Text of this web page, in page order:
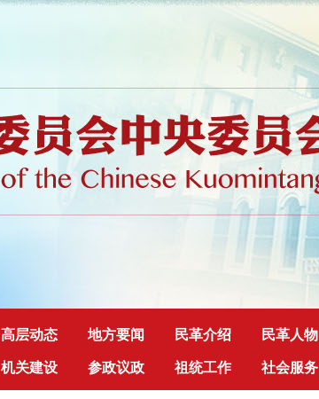
高层动态 地方要闻 民革介绍 民革人物
机关建设 参政议政 祖统工作 社会服务